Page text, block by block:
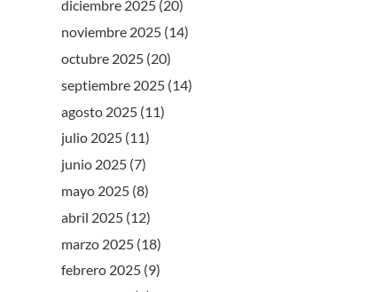
diciembre 2025 (20)
noviembre 2025 (14)
octubre 2025 (20)
septiembre 2025 (14)
agosto 2025 (11)
julio 2025 (11)
junio 2025 (7)
mayo 2025 (8)
abril 2025 (12)
marzo 2025 (18)
febrero 2025 (9)